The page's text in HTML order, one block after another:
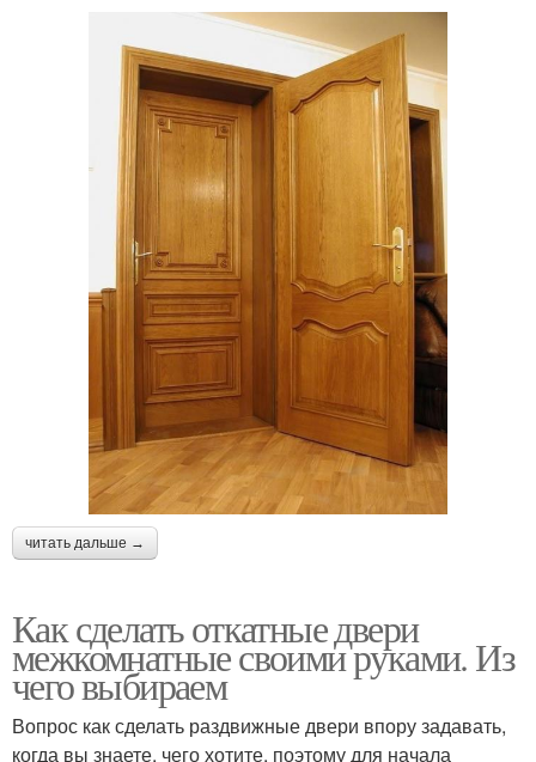
читать дальше →
Как сделать откатные двери
межкомнатные своими руками. Из
чего выбираем
Вопрос как сделать раздвижные двери впору задавать,
когда вы знаете, чего хотите, поэтому для начала